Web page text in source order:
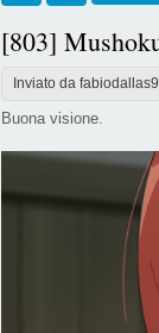
[803]
Inviato da
Buona visione.